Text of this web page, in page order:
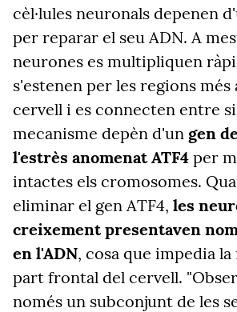
cèl·lules neuronals depenen
per reparar el seu ADN. A
neurones es multipliquen
s'estenen per les regions més
cervell i es connecten entre
mecanisme depèn d'un gen
l'estrès anomenat ATF4 per
intactes els cromosomes.
eliminar el gen ATF4, les
creixement presentaven
en l'ADN, cosa que impedia
part frontal del cervell.
només un subconjunt de les